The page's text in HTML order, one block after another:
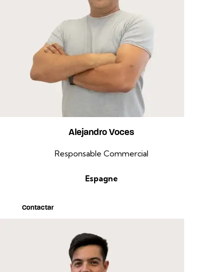
Alejandro Voces
Responsable Commercial
Espagne
Contactar